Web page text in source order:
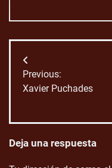
Navegación
de
Previous:
Xavier Puchades
Deja una respuesta